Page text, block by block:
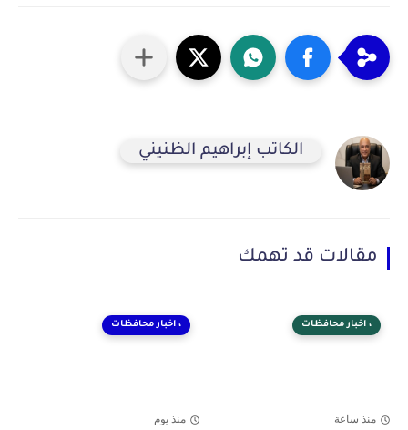
الكاتب إبراهيم الظنيني
مقالات قد تهمك
، اخبار محافظات
منذ ساعة
، اخبار محافظات
منذ يوم